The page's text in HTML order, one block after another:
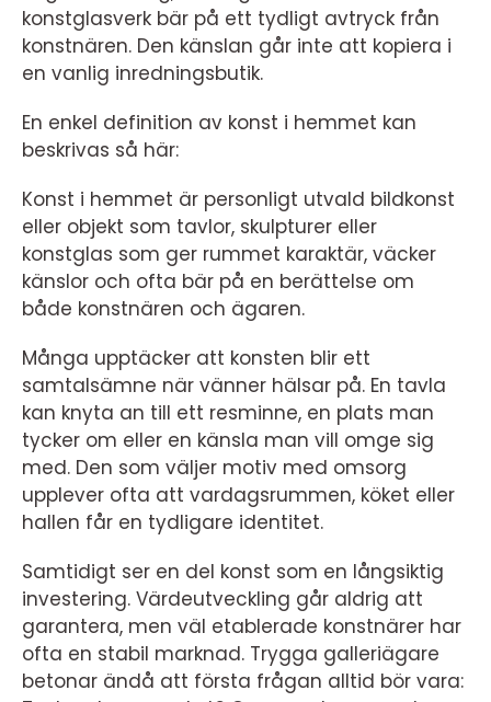
konstglasverk bär på ett tydligt avtryck från
konstnären. Den känslan går inte att kopiera i
en vanlig inredningsbutik.
En enkel definition av konst i hemmet kan
beskrivas så här:
Konst i hemmet är personligt utvald bildkonst
eller objekt som tavlor, skulpturer eller
konstglas som ger rummet karaktär, väcker
känslor och ofta bär på en berättelse om
både konstnären och ägaren.
Många upptäcker att konsten blir ett
samtalsämne när vänner hälsar på. En tavla
kan knyta an till ett resminne, en plats man
tycker om eller en känsla man vill omge sig
med. Den som väljer motiv med omsorg
upplever ofta att vardagsrummen, köket eller
hallen får en tydligare identitet.
Samtidigt ser en del konst som en långsiktig
investering. Värdeutveckling går aldrig att
garantera, men väl etablerade konstnärer har
ofta en stabil marknad. Trygga galleriägare
betonar ändå att första frågan alltid bör vara: